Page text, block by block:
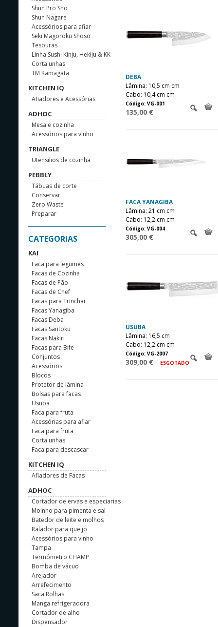
Shun Pro Sho
Shun Nagare
Acessórios para afiar
Seki Magoroku Shoso
Tesouras
Linha Sushi Kinju, Hekiju & KK
Corta unhas
TM Kamagata
KITCHEN IQ
Afiadores e Acessórias
ADHOC
Mesa e cozinha
Acessórios para vinho
TRIANGLE
Utensilios de cozinha
PEBBLY
Tábuas de corte
Conservar
Zero Waste
Preparar
CATEGORIAS
KAI
Faca para legumes
Facas de Cozinha
Facas de Pão
Facas de Chef
Facas para Trinchar
Facas Yanagiba
Facas Deba
Facas Santoku
Facas Nakiri
Facas para Bife
Conjuntos
Acessórios
Blocos
Protetor de lâmina
Bolsas para facas
Usuba
Faca para fruta
Acessórias para afiar
Faca para fruta
Corta unhas
Faca para descascar
KITCHEN IQ
Afiadores de Facas
ADHOC
Cortador de ervas e especiarias
Moinho para pimenta e sal
Batedor de leite e molhos
Ralador para queijo
Acessórios para vinho
Tampa
Termômetro CHAMP
Bomba de vácuo
Arejador
Arrefecimento
Saca Rolhas
Manga refrigeradora
Cortador de alho
Dispensador
DEBA
Lâmina: 10,5 cm cm
Cabo: 10,4 cm cm
Código: VG-001
135,00 €
FACA YANAGIBA
Lâmina: 21 cm cm
Cabo: 12,2 cm cm
Código: VG-004
305,00 €
USUBA
Lâmina: 16,5 cm
Cabo: 12,2 cm cm
Código: VG-2007
309,00 € ESGOTADO